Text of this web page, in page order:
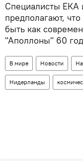
Специалисты ЕКА
предполагают,
быть как
"Аполлоны" 60
В мире Новости
Нидерланды